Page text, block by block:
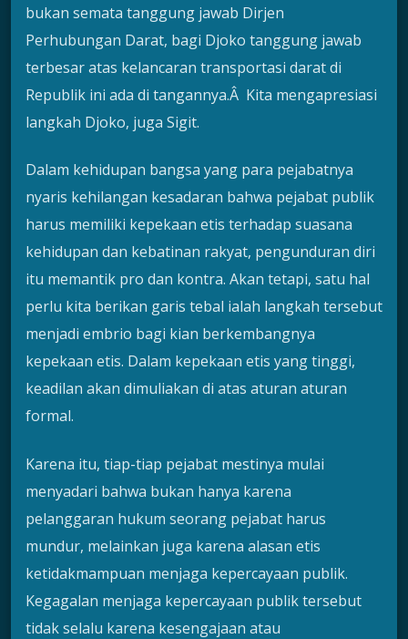
bukan semata tanggung jawab Dirjen
Perhubungan Darat, bagi Djoko tanggung jawab
terbesar atas kelancaran transportasi darat di
Republik ini ada di tangannya.Â Kita mengapresiasi
langkah Djoko, juga Sigit.
Dalam kehidupan bangsa yang para pejabatnya
nyaris kehilangan kesadaran bahwa pejabat publik
harus memiliki kepekaan etis terhadap suasana
kehidupan dan kebatinan rakyat, pengunduran diri
itu memantik pro dan kontra. Akan tetapi, satu hal
perlu kita berikan garis tebal ialah langkah tersebut
menjadi embrio bagi kian berkembangnya
kepekaan etis. Dalam kepekaan etis yang tinggi,
keadilan akan dimuliakan di atas aturan aturan
formal.
Karena itu, tiap-tiap pejabat mestinya mulai
menyadari bahwa bukan hanya karena
pelanggaran hukum seorang pejabat harus
mundur, melainkan juga karena alasan etis
ketidakmampuan menjaga kepercayaan publik.
Kegagalan menjaga kepercayaan publik tersebut
tidak selalu karena kesengajaan atau